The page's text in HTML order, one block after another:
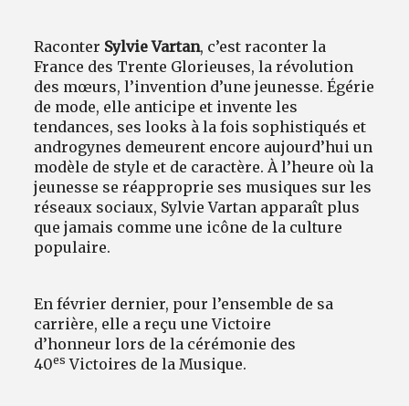
Raconter Sylvie Vartan, c’est raconter la
France des Trente Glorieuses, la révolution
des mœurs, l’invention d’une jeunesse. Égérie
de mode, elle anticipe et invente les
tendances, ses looks à la fois sophistiqués et
androgynes demeurent encore aujourd’hui un
modèle de style et de caractère. À l’heure où la
jeunesse se réapproprie ses musiques sur les
réseaux sociaux, Sylvie Vartan apparaît plus
que jamais comme une icône de la culture
populaire.
En février dernier, pour l’ensemble de sa
carrière, elle a reçu une Victoire
d’honneur lors de la cérémonie des
40es Victoires de la Musique.